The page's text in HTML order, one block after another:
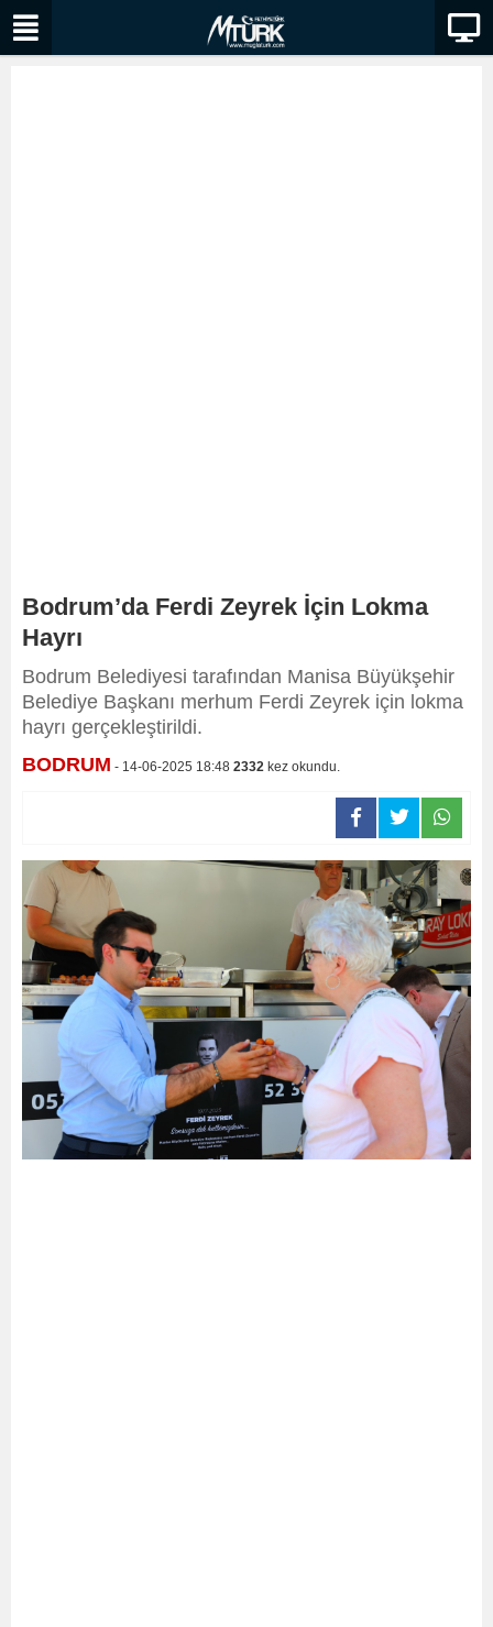
Bodrum’da Ferdi Zeyrek İçin Lokma
Hayrı
Bodrum Belediyesi tarafından Manisa Büyükşehir
Belediye Başkanı merhum Ferdi Zeyrek için lokma
hayrı gerçekleştirildi.
BODRUM - 14-06-2025 18:48 2332 kez okundu.